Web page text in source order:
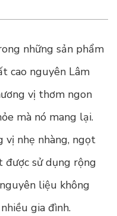
những sản phẩm
cao nguyên Lâm
vị thơm ngon
mà nó mang lại.
vị nhẹ nhàng, ngọt
được sử dụng rộng
liệu không
gia đình.